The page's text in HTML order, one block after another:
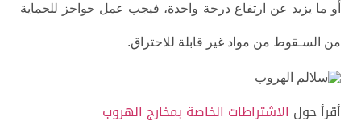
أو ما يزيد عن ارتفاع درجة واحدة، فيجب عمل حواجز للحماية
من السـقوط من مواد غير قابلة للاحتراق.
أقرأ حول الاشتراطات الخاصة بمخارج الهروب